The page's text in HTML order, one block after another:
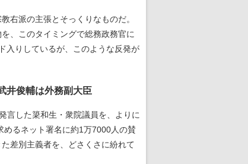
右派の主張とそっくりなものだ。
、このタイミングで総務政務官に
入りしているが、このような反発が
井俊輔は外務副大臣
言した簗和生・衆院議員を、よりに
るネット署名に約1万7000人の賛
差別主義者を、どさくさに紛れて